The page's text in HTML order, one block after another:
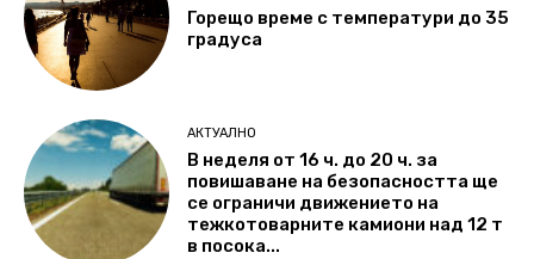
Горещо време с температури до 35
градуса
АКТУАЛНО
В неделя от 16 ч. до 20 ч. за
повишаване на безопасността ще
се ограничи движението на
тежкотоварните камиони над 12 т
в посока...